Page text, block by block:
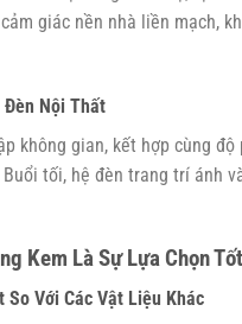
giác nền nhà liền mạch,
Đèn Nội Thất
không gian, kết hợp cùng
tối, hệ đèn trang trí ánh
Kem Là Sự Lựa Chọn
Với Các Vật Liệu Khác